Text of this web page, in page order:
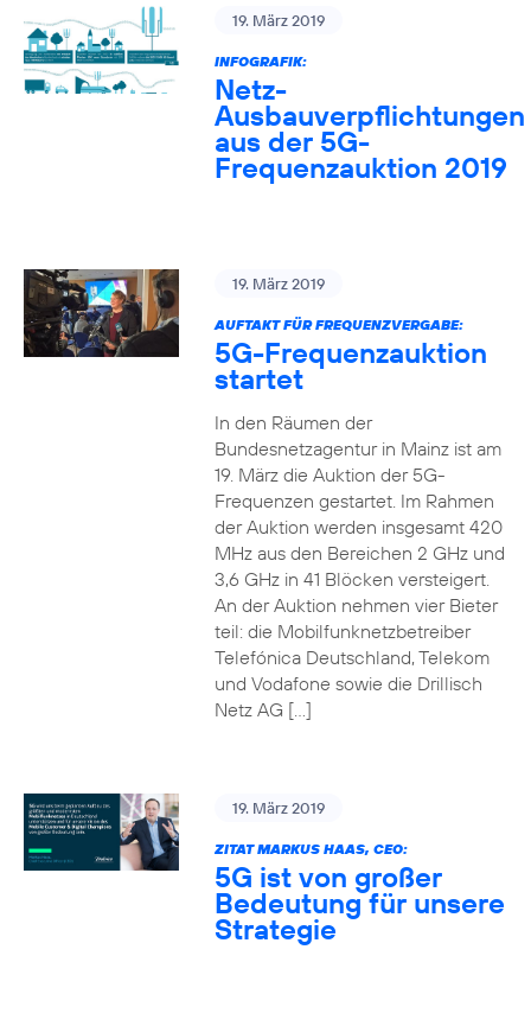
19. März 2019
INFOGRAFIK:
Netz-
Ausbauverpflichtungen
aus der 5G-
Frequenzauktion 2019
19. März 2019
AUFTAKT FÜR FREQUENZVERGABE:
5G-Frequenzauktion
startet
In den Räumen der
Bundesnetzagentur in Mainz ist am
19. März die Auktion der 5G-
Frequenzen gestartet. Im Rahmen
der Auktion werden insgesamt 420
MHz aus den Bereichen 2 GHz und
3,6 GHz in 41 Blöcken versteigert.
An der Auktion nehmen vier Bieter
teil: die Mobilfunknetzbetreiber
Telefónica Deutschland, Telekom
und Vodafone sowie die Drillisch
Netz AG […]
19. März 2019
ZITAT MARKUS HAAS, CEO:
5G ist von großer
Bedeutung für unsere
Strategie